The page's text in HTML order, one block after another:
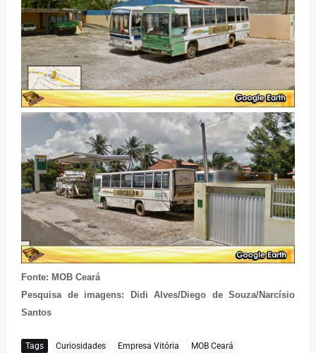
Fonte: MOB Ceará
Pesquisa de imagens: Didi Alves/Diego de Souza/Narcísio
Santos
Tags Curiosidades Empresa Vitória
MOB Ceará